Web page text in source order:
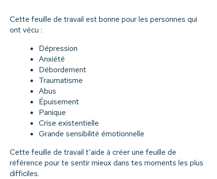
Cette feuille de travail est bonne pour les personnes qui
ont vécu :
Dépression
Anxiété
Débordement
Traumatisme
Abus
Épuisement
Panique
Crise existentielle
Grande sensibilité émotionnelle
Cette feuille de travail t’aide à créer une feuille de
référence pour te sentir mieux dans tes moments les plus
difficiles.